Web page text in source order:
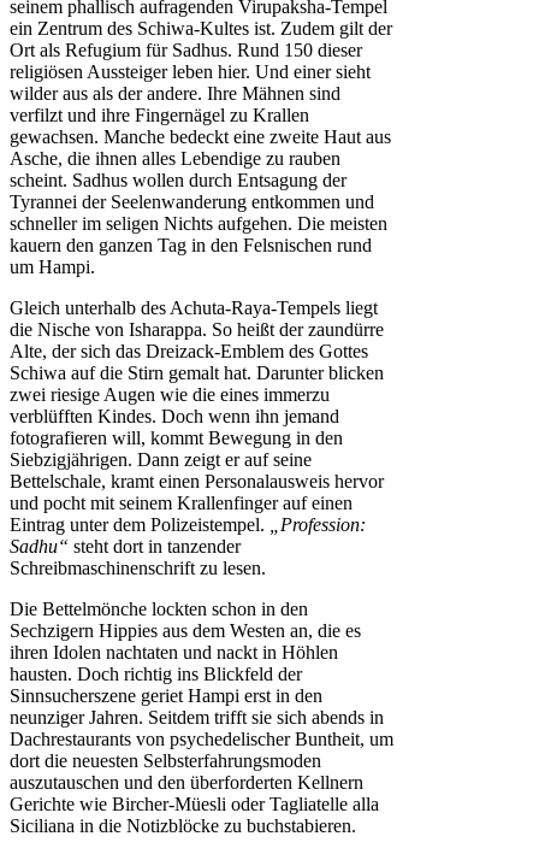
seinem phallisch aufragenden Virupaksha-Tempel
ein Zentrum des Schiwa-Kultes ist. Zudem gilt der
Ort als Refugium für Sadhus. Rund 150 dieser
religiösen Aussteiger leben hier. Und einer sieht
wilder aus als der andere. Ihre Mähnen sind
verfilzt und ihre Fingernägel zu Krallen
gewachsen. Manche bedeckt eine zweite Haut aus
Asche, die ihnen alles Lebendige zu rauben
scheint. Sadhus wollen durch Entsagung der
Tyrannei der Seelenwanderung entkommen und
schneller im seligen Nichts aufgehen. Die meisten
kauern den ganzen Tag in den Felsnischen rund
um Hampi.
Gleich unterhalb des Achuta-Raya-Tempels liegt
die Nische von Isharappa. So heißt der zaundürre
Alte, der sich das Dreizack-Emblem des Gottes
Schiwa auf die Stirn gemalt hat. Darunter blicken
zwei riesige Augen wie die eines immerzu
verblüfften Kindes. Doch wenn ihn jemand
fotografieren will, kommt Bewegung in den
Siebzigjährigen. Dann zeigt er auf seine
Bettelschale, kramt einen Personalausweis hervor
und pocht mit seinem Krallenfinger auf einen
Eintrag unter dem Polizeistempel.
„Profession:
Sadhu“ steht dort in tanzender
Schreibmaschinenschrift zu lesen.
Die Bettelmönche lockten schon in den
Sechzigern Hippies aus dem Westen an, die es
ihren Idolen nachtaten und nackt in Höhlen
hausten. Doch richtig ins Blickfeld der
Sinnsucherszene geriet Hampi erst in den
neunziger Jahren. Seitdem trifft sie sich abends in
Dachrestaurants von psychedelischer Buntheit, um
dort die neuesten Selbsterfahrungsmoden
auszutauschen und den überforderten Kellnern
Gerichte wie Bircher-Müesli oder Tagliatelle alla
Siciliana in die Notizblöcke zu buchstabieren.